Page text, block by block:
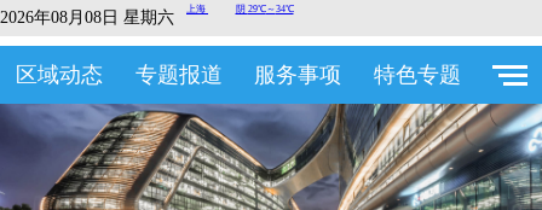
2026年08月08日 星期六
区域动态 专题报道 服务事项 特色专题